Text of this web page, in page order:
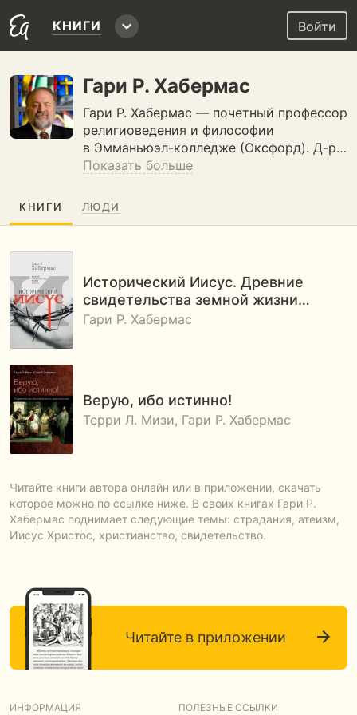
КНИГИ Войти
Гари Р. Хабермас
Гари Р. Хабермас — почетный профессор
религиоведения и философии
в Эмманьюэл-колледже (Оксфорд). Д-р…
Показать больше
КНИГИ ЛЮДИ
Исторический Иисус. Древние
свидетельства земной жизни…
Гари Р. Хабермас
Верую, ибо истинно!
Терри Л. Мизи, Гари Р. Хабермас
Читайте книги автора онлайн или в приложении, скачать
которое можно по ссылке ниже. В своих книгах Гари Р.
Хабермас поднимает следующие темы: страдания, атеизм,
Иисус Христос, христианство, свидетельство.
Читайте в приложении
ИНФОРМАЦИЯ ПОЛЕЗНЫЕ ССЫЛКИ